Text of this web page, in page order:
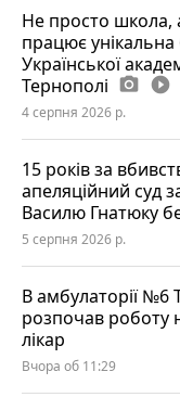
Не просто школа,
працює
Української
Тернополі photo_camera play_circle_filled
4 серпня 2026 р.
15 років за
апеляційний суд
Василю Гнатюку
5 серпня 2026 р.
В амбулаторії №6
розпочав роботу
лікар
Вчора об 11:29